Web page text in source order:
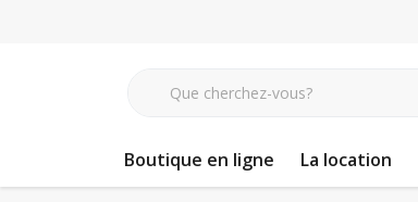
Boutique en ligne La location